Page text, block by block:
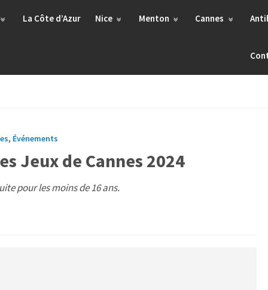
La Côte d’Azur Nice Menton Cannes
, Événements
Jeux de Cannes 2024
pour les moins de 16 ans.